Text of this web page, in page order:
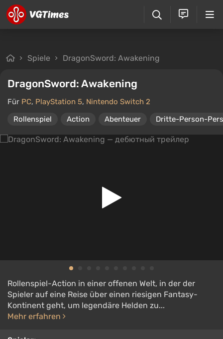
Spiele DragonSword: Awakening
DragonSword: Awakening
Für PC, PlayStation 5, Nintendo Switch 2
Rollenspiel
Action Abenteuer Dritte-Person-
Rollenspiel-Action in einer offenen Welt, in der der
Spieler auf eine Reise über einen riesigen Fantasy-
Kontinent geht, um legendäre Helden zu...
Mehr erfahren